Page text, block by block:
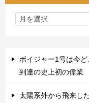
ボイジャー1号は今
到達の史上初の偉業
太陽系外から飛来し